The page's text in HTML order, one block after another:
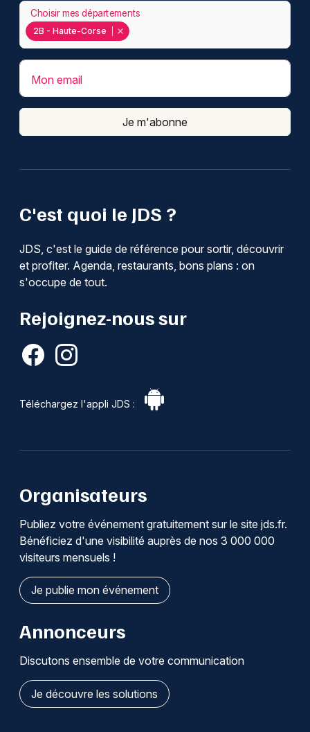
C'est quoi le JDS ?
JDS, c'est le guide de référence pour sortir, découvrir
et profiter. Agenda, restaurants, bons plans : on
s'occupe de tout.
Rejoignez-nous sur
Téléchargez l'appli JDS :
2B - Haute-Corse
Choisir mes départements
Mon email
Je m'abonne
Organisateurs
Publiez votre événement gratuitement sur le site jds.fr.
Bénéficiez d'une visibilité auprès de nos 3 000 000
visiteurs mensuels !
Je publie mon événement
Annonceurs
Discutons ensemble de votre communication
Je découvre les solutions